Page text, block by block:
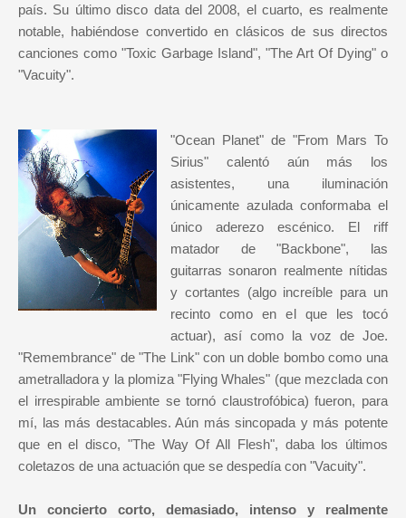
país. Su último disco data del 2008, el cuarto, es realmente
notable, habiéndose convertido en clásicos de sus directos
canciones como "Toxic Garbage Island", "The Art Of Dying" o
"Vacuity".
"Ocean Planet" de "From Mars To
Sirius" calentó aún más los
asistentes, una iluminación
únicamente azulada conformaba el
único aderezo escénico. El riff
matador de "Backbone", las
guitarras sonaron realmente nítidas
y cortantes (algo increíble para un
recinto como en el que les tocó
actuar), así como la voz de Joe.
"Remembrance" de "The Link" con un doble bombo como una
ametralladora y la plomiza "Flying Whales" (que mezclada con
el irrespirable ambiente se tornó claustrofóbica) fueron, para
mí, las más destacables. Aún más sincopada y más potente
que en el disco, "The Way Of All Flesh", daba los últimos
coletazos de una actuación que se despedía con "Vacuity".
Un concierto corto, demasiado, intenso y realmente